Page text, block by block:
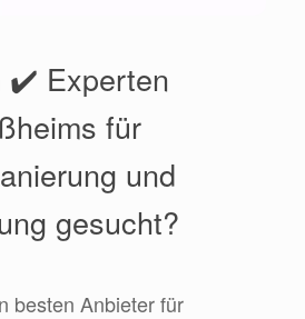
✔️ Experten
für
und
gesucht?
besten Anbieter für